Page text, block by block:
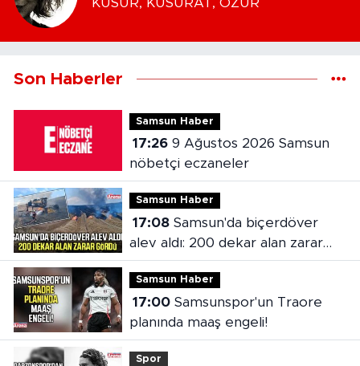
KUSUR, KÜSURAT, ÖZÜR
Son Haberler
Samsun Haber
17:269 Ağustos 2026 Samsun
nöbetçi eczaneler
Samsun Haber
17:08Samsun'da biçerdöver
alev aldı: 200 dekar alan zarar
gördü
Samsun Haber
17:00Samsunspor'un Traore
planında maaş engeli!
Spor